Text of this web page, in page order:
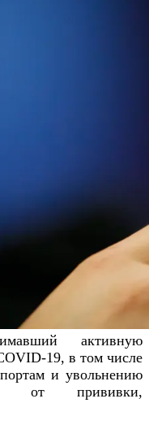
активную
19, в том числе
и увольнению
от прививки,